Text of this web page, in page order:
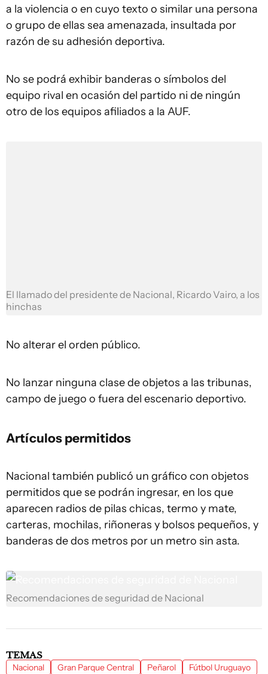
a la violencia o en cuyo texto o similar una persona
o grupo de ellas sea amenazada, insultada por
razón de su adhesión deportiva.
No se podrá exhibir banderas o símbolos del
equipo rival en ocasión del partido ni de ningún
otro de los equipos afiliados a la AUF.
El llamado del presidente de Nacional, Ricardo Vairo, a los
hinchas
No alterar el orden público.
No lanzar ninguna clase de objetos a las tribunas,
campo de juego o fuera del escenario deportivo.
Artículos permitidos
Nacional también publicó un gráfico con objetos
permitidos que se podrán ingresar, en los que
aparecen radios de pilas chicas, termo y mate,
carteras, mochilas, riñoneras y bolsos pequeños, y
banderas de dos metros por un metro sin asta.
Recomendaciones de seguridad de Nacional
TEMAS
Nacional Gran Parque Central Peñarol Fútbol Uruguayo